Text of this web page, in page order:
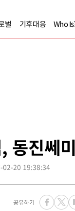
벌 기후대응 Who
동진쎄
02-20 19:38:34
공유하기